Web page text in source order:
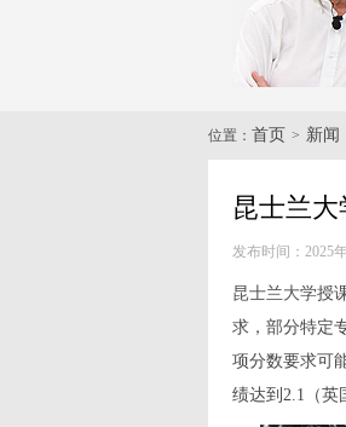
位置： 首页 > 新闻
昆士兰
发布时间：2025
昆士兰大学授
求，部分特定
项分数要求可
绩达到2.1（英